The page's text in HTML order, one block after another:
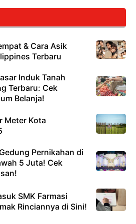
& Cara Asik
Terbaru
Induk Tanah
Terbaru: Cek
Belanja!
Meter Kota
Pernikahan di
5 Juta! Cek
SMK Farmasi
Rinciannya di Sini!